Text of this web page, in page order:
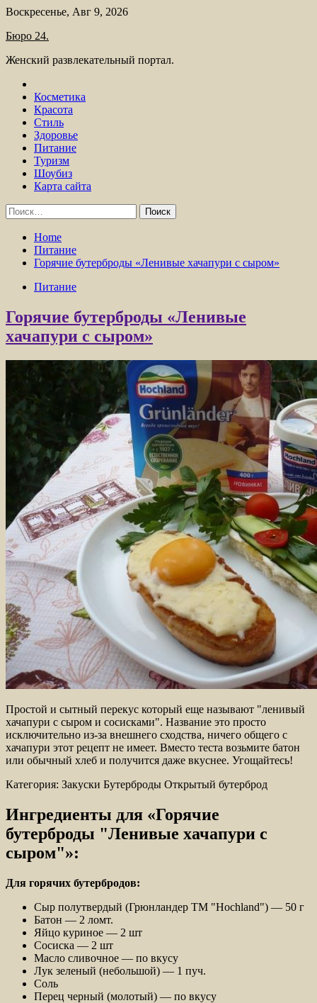
Skip
content
Воскресенье, Авг 9, 2026
Бюро 24.
Женский развлекательный портал.
Косметика
Красота
Стиль
Здоровье
Питание
Туризм
Шоубиз
Карта сайта
Найти:
Home
Питание
Горячие бутерброды «Ленивые хачапури с сыром»
Питание
Горячие бутерброды «Ленивые
хачапури с сыром»
Простой и сытный перекус который еще называют "ленивый
хачапури с сыром и сосисками". Название это просто
исключительно из-за внешнего сходства, ничего общего с
хачапури этот рецепт не имеет. Вместо теста возьмите батон
или обычный хлеб и получится даже вкуснее. Угощайтесь!
Категория: Закуски Бутерброды Открытый бутерброд
Ингредиенты для «Горячие
бутерброды "Ленивые хачапури с
сыром"»:
Для горячих бутербродов:
Сыр полутвердый (Грюнландер ТМ "Hochland") — 50 г
Батон — 2 ломт.
Яйцо куриное — 2 шт
Сосиска — 2 шт
Масло сливочное — по вкусу
Лук зеленый (небольшой) — 1 пуч.
Соль
Перец черный (молотый) — по вкусу